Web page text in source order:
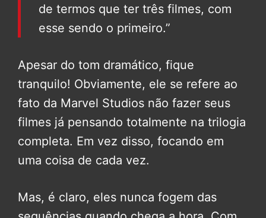
de termos que ter três filmes, com
esse sendo o primeiro.”
Apesar do tom dramático, fique
tranquilo! Obviamente, ele se refere ao
fato da Marvel Studios não fazer seus
filmes já pensando totalmente na trilogia
completa. Em vez disso, focando em
uma coisa de cada vez.
Mas, é claro, eles nunca fogem das